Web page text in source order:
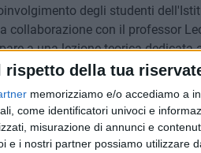
rispetto della tua
memorizziamo e/o accediamo a
come identificatori univoci e
misurazione di annunci e
e i nostri partner possiamo utilizzare
degli studenti
collaborazione con il professor
a una lezione teorica dedicata
radiocomandate. A guidarli in
della Vela di Bisceglie, Pietro Di
e armatore di una
gli studenti potranno assistere